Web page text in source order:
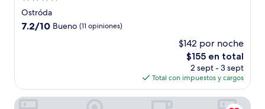
de
4.0
Ostróda
7.2
7.2/10 Bueno (11 opiniones)
$142 por noche
El
precio
actual
es
de
$155 en total
2 sept - 3 sept
Total con impuestos y cargos
Masuria Hotel & Spa